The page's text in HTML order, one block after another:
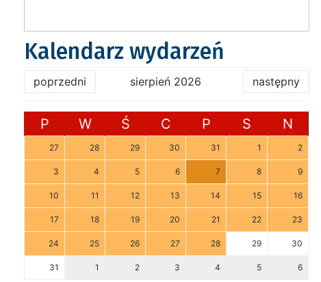
Kalendarz wydarzeń
poprzedni sierpień 2026 następny
P W Ś C P S N
27 28 29 30 31 1 2
3 4 5 6 7 8 9
10 11 12 13 14 15 16
17 18 19 20 21 22 23
24 25 26 27 28 29 30
31 1 2 3 4 5 6